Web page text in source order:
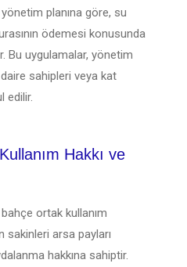
planına göre, su
ödemesi konusunda
Bu uygulamalar, yönetim
sahipleri veya kat
edilir.
Hakkı ve
ortak kullanım
sakinleri arsa payları
hakkına sahiptir.